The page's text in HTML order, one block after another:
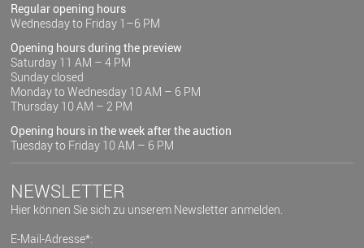
Regular opening hours
Wednesday to Friday 1–6 PM
Opening hours during the preview
Saturday 11 AM – 4 PM
Sunday closed
Monday to Wednesday 10 AM – 6 PM
Thursday 10 AM – 2 PM
Opening hours in the week after the auction
Tuesday to Friday 10 AM – 6 PM
NEWSLETTER
Hier können Sie sich zu unserem Newsletter anmelden.
E-Mail-Adresse*: